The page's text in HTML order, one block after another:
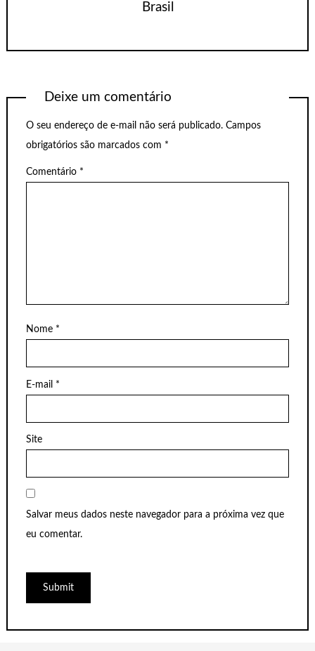
Brasil
Deixe um comentário
O seu endereço de e-mail não será publicado. Campos
obrigatórios são marcados com *
Comentário *
Nome *
E-mail *
Site
Salvar meus dados neste navegador para a próxima vez que
eu comentar.